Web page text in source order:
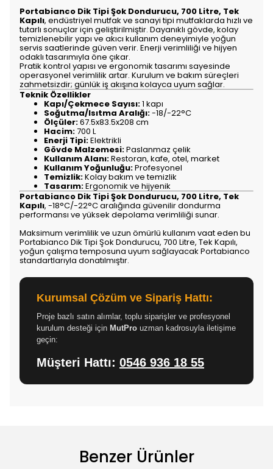
Portabianco Dik Tipi Şok Dondurucu, 700 Litre, Tek
Kapılı, endüstriyel mutfak ve sanayi tipi mutfaklarda hızlı ve
tutarlı sonuçlar için geliştirilmiştir. Dayanıklı gövde, kolay
temizlenebilir yapı ve akıcı kullanım deneyimiyle yoğun
servis saatlerinde güven verir. Enerji verimliliği ve hijyen
odaklı tasarımıyla öne çıkar.
Pratik kontrol yapısı ve ergonomik tasarımı sayesinde
operasyonel verimlilik artar. Kurulum ve bakım süreçleri
zahmetsizdir; günlük iş akışına kolayca uyum sağlar.
Teknik Özellikler
Kapı/Çekmece Sayısı:1 kapı
Soğutma/Isıtma Aralığı:-18/-22°C
Ölçüler:67.5x83.5x208 cm
Hacim:700 L
Enerji Tipi:Elektrikli
Gövde Malzemesi:Paslanmaz çelik
Kullanım Alanı:Restoran, kafe, otel, market
Kullanım Yoğunluğu:Profesyonel
Temizlik:Kolay bakım ve temizlik
Tasarım:Ergonomik ve hijyenik
Portabianco Dik Tipi Şok Dondurucu, 700 Litre, Tek
Kapılı, -18°C/-22°C aralığında güvenilir dondurma
performansı ve yüksek depolama verimliliği sunar.
Maksimum verimlilik ve uzun ömürlü kullanım vaat eden bu
Portabianco Dik Tipi Şok Dondurucu, 700 Litre, Tek Kapılı,
yoğun çalışma temposuna uyum sağlayacak Portabianco
standartlarıyla donatılmıştır.
Kurumsal Çözüm ve Sipariş Hattı:
Proje bazlı satın alımlar, toplu siparişler ve profesyonel
kurulum desteği için MutPro uzman kadrosuyla iletişime
geçin:
Müşteri Hattı: 0546 936 18 55
Benzer Ürünler